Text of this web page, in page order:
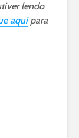
lendo
aquipara